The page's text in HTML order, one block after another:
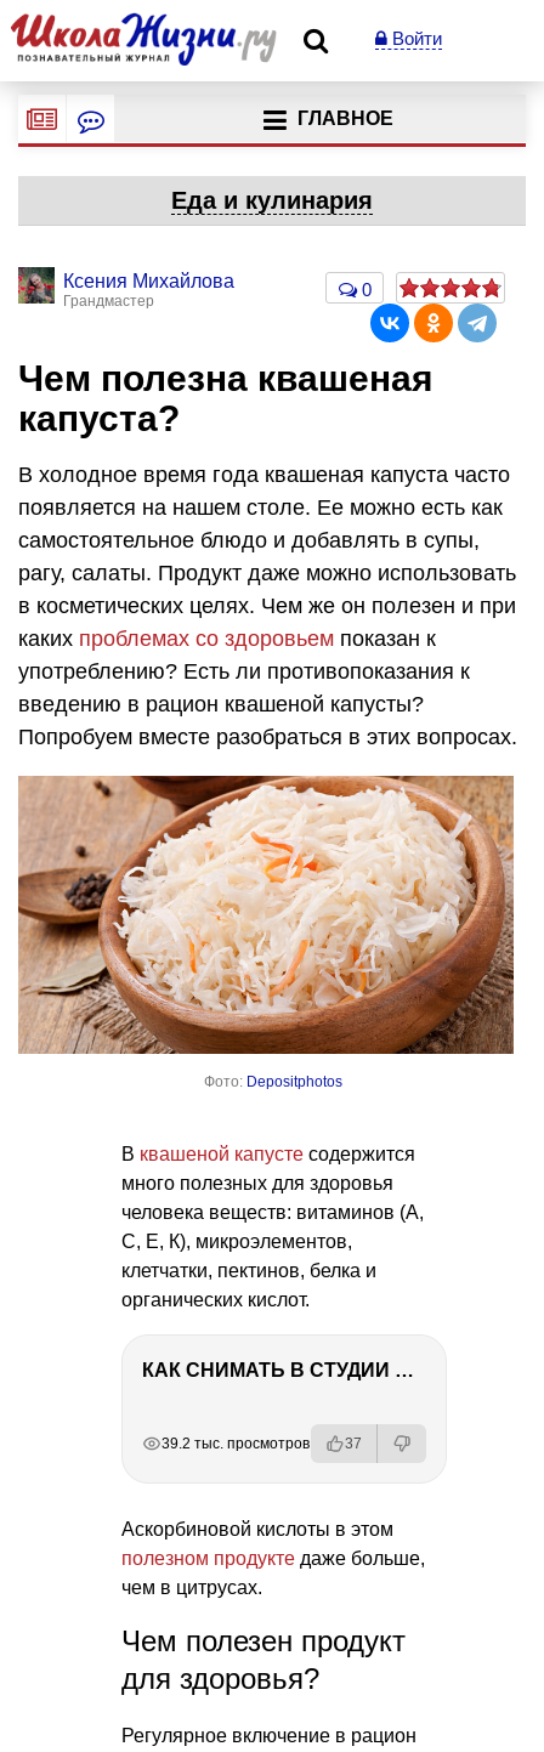
Войти
ГЛАВНОЕ
Еда и кулинария
Ксения Михайлова
Грандмастер
0
Чем полезна квашеная
капуста?
В холодное время года квашеная капуста часто
появляется на нашем столе. Ее можно есть как
самостоятельное блюдо и добавлять в супы,
рагу, салаты. Продукт даже можно использовать
в косметических целях. Чем же он полезен и при
каких проблемах со здоровьем показан к
употреблению? Есть ли противопоказания к
введению в рацион квашеной капусты?
Попробуем вместе разобраться в этих вопросах.
Фото: Depositphotos
В квашеной капусте содержится
много полезных для здоровья
человека веществ: витаминов (А,
С, Е, К), микроэлементов,
клетчатки, пектинов, белка и
органических кислот.
КАК СНИМАТЬ В СТУДИИ СО ВСПЫШКАМИ
39.2 тыс. просмотров 37
Аскорбиновой кислоты в этом
полезном продукте даже больше,
чем в цитрусах.
Чем полезен продукт
для здоровья?
Регулярное включение в рацион